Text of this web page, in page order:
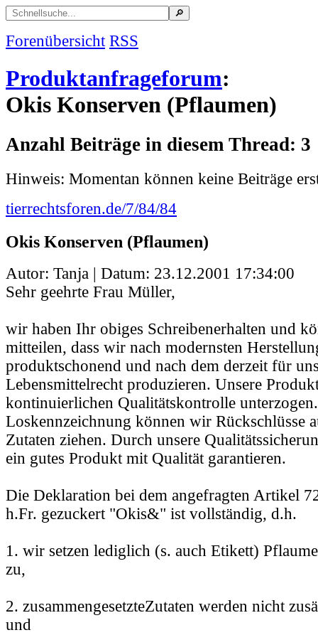
Forenübersicht RSS
Produktanfrageforum:
Okis Konserven (Pflaumen)
Anzahl Beiträge in diesem Thread: 3
Hinweis: Momentan können keine Beiträge
tierrechtsforen.de/7/84/84
Okis Konserven (Pflaumen)
Autor: Tanja | Datum: 23.12.2001 17:34:00
Sehr geehrte Frau Müller,
wir haben Ihr obiges Schreibenerhalten und
mitteilen, dass wir nach modernsten
produktschonend und nach dem derzeit für
Lebensmittelrecht produzieren. Unsere
kontinuierlichen Qualitätskontrolle
Loskennzeichnung können wir Rückschlüsse
Zutaten ziehen. Durch unsere
ein gutes Produkt mit Qualität garantieren.
Die Deklaration bei dem angefragten Artikel
h.Fr. gezuckert "Okis&" ist vollständig, d.h.
1. wir setzen lediglich (s. auch Etikett)
zu,
2. zusammengesetzteZutaten werden nicht
und